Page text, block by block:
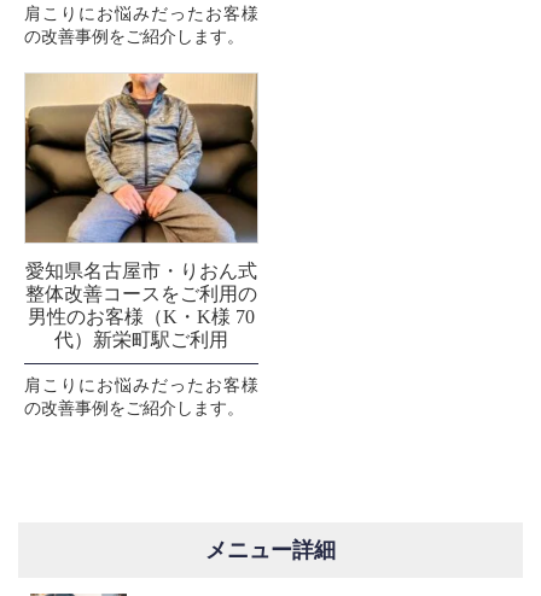
肩こりにお悩みだったお客様
の改善事例をご紹介します。
愛知県名古屋市・りおん式
整体改善コースをご利用の
男性のお客様（K・K様 70
代）新栄町駅ご利用
肩こりにお悩みだったお客様
の改善事例をご紹介します。
メニュー詳細